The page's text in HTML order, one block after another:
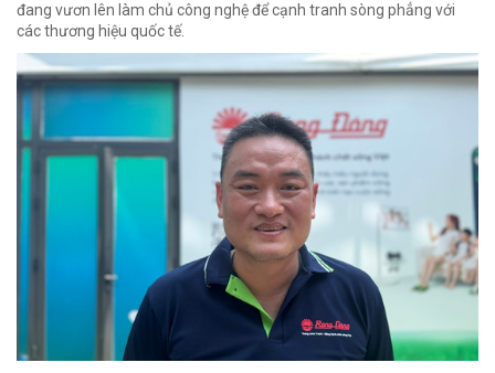
đang vươn lên làm chủ công nghệ để cạnh tranh sòng phẳng với
các thương hiệu quốc tế.